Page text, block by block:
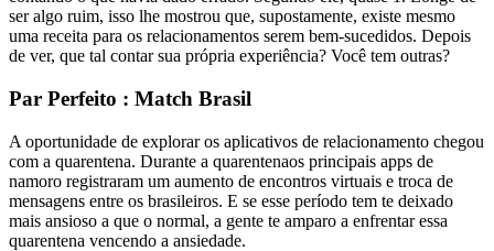
ser algo ruim, isso lhe mostrou que, supostamente, existe mesmo
uma receita para os relacionamentos serem bem-sucedidos. Depois
de ver, que tal contar sua própria experiência? Você tem outras?
Par Perfeito : Match Brasil
A oportunidade de explorar os aplicativos de relacionamento chegou
com a quarentena. Durante a quarentenaos principais apps de
namoro registraram um aumento de encontros virtuais e troca de
mensagens entre os brasileiros. E se esse período tem te deixado
mais ansioso a que o normal, a gente te amparo a enfrentar essa
quarentena vencendo a ansiedade.